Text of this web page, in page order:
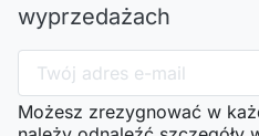
wyprzedażach
Możesz zrezygnować w